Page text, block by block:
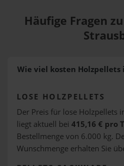
Häufige Fragen
Wie viel kosten Holzpellets
LOSE HOLZPELLETS
Der Preis für lose Holzpellets
liegt aktuell bei 415,16 € pro
Bestellmenge von 6.000 kg.
Wunschmenge erhalten Sie